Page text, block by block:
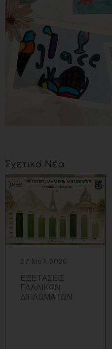
Σχετικά Νέα
27 Ιουλ 2026
ΕΞΕΤΑΣΕΙΣ
ΓΑΛΛΙΚΩΝ
ΔΙΠΛΩΜΑΤΩΝ